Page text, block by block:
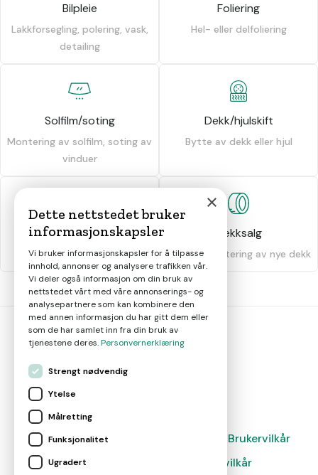
Bilpleie
Lakkforsegling, polering, vask,
detailing
Foliering
Hel- eller delfoliering
Solfilm/soting
Montering av solfilm, soting av
vinduer
Dekk/hjulskift
Bytte av dekk eller hjul
Dekkhotell
Oppbevaring av dekk
Dekksalg
Salg og montering av nye dekk
Magasin Nyheter
Brukervilkår
Leverandørvilkår
Leverandørvilkår
×
Dette nettstedet bruker
informasjonskapsler
Vi bruker informasjonskapsler for å tilpasse
innhold, annonser og analysere trafikken vår.
Vi deler også informasjon om din bruk av
nettstedet vårt med våre annonserings- og
analysepartnere som kan kombinere den
med annen informasjon du har gitt dem eller
som de har samlet inn fra din bruk av
tjenestene deres.Personvernerklæring
Strengt nødvendig
Ytelse
Målretting
Funksjonalitet
Ugradert